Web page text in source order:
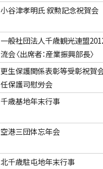
小谷津孝明氏 叙勲記念祝賀会
一般社団法人千歳観光連盟
流会〈出席者：産業振興部長〉
更生保護関係表彰等受彰祝賀
任保護司慰労会
千歳基地年末行事
空港三団体忘年会
北千歳駐屯地年末行事